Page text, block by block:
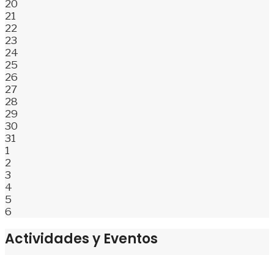
20
21
22
23
24
25
26
27
28
29
30
31
1
2
3
4
5
6
Actividades y Eventos